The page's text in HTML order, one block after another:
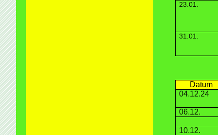
23.01.
31.01.
Datum
04.12.24
06.12.
10.12.